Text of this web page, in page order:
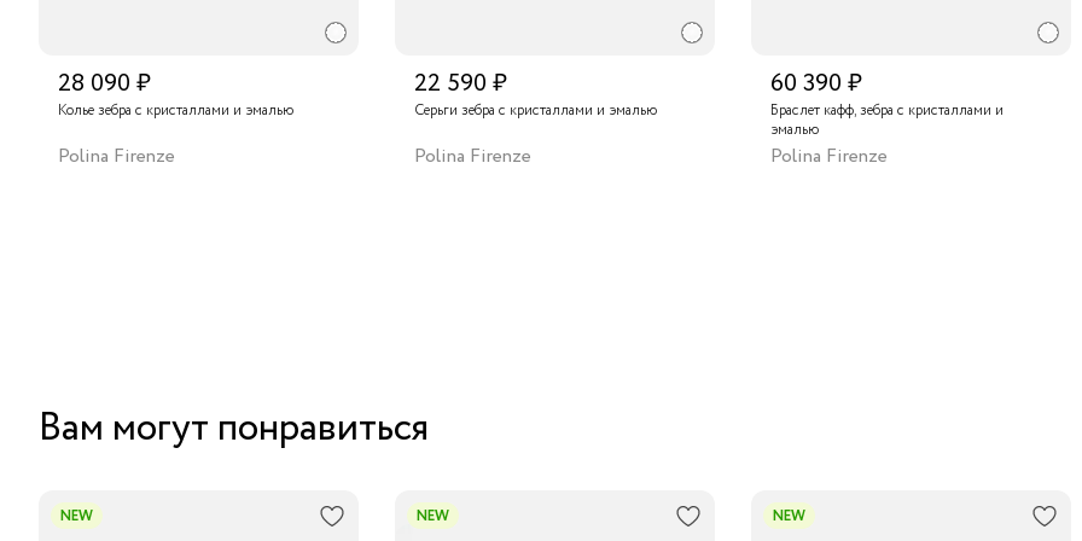
28 090 ₽
Колье зебра с кристаллами и эмалью
Polina Firenze
22 590 ₽
Серьги зебра с кристаллами и эмалью
Polina Firenze
60 390 ₽
Браслет кафф, зебра с кристаллами и
эмалью
Polina Firenze
Вам могут понравиться
NEW NEW NEW